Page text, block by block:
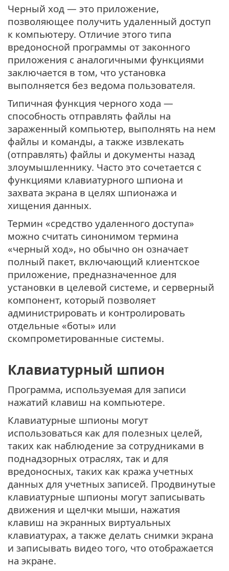
Черный ход — это приложение,
позволяющее получить удаленный доступ
к компьютеру. Отличие этого типа
вредоносной программы от законного
приложения с аналогичными функциями
заключается в том, что установка
выполняется без ведома пользователя.
Типичная функция черного хода —
способность отправлять файлы на
зараженный компьютер, выполнять на нем
файлы и команды, а также извлекать
(отправлять) файлы и документы назад
злоумышленнику. Часто это сочетается с
функциями клавиатурного шпиона и
захвата экрана в целях шпионажа и
хищения данных.
Термин «средство удаленного доступа»
можно считать синонимом термина
«черный ход», но обычно он означает
полный пакет, включающий клиентское
приложение, предназначенное для
установки в целевой системе, и серверный
компонент, который позволяет
администрировать и контролировать
отдельные «боты» или
скомпрометированные системы.
Клавиатурный шпион
Программа, используемая для записи
нажатий клавиш на компьютере.
Клавиатурные шпионы могут
использоваться как для полезных целей,
таких как наблюдение за сотрудниками в
поднадзорных отраслях, так и для
вредоносных, таких как кража учетных
данных для учетных записей. Продвинутые
клавиатурные шпионы могут записывать
движения и щелчки мыши, нажатия
клавиш на экранных виртуальных
клавиатурах, а также делать снимки экрана
и записывать видео того, что отображается
на экране.